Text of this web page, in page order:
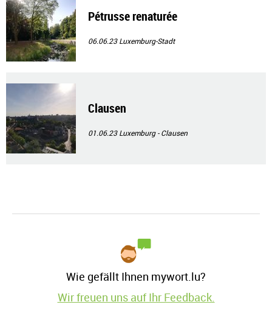
Pétrusse renaturée
06.06.23Luxemburg-Stadt
Clausen
01.06.23Luxemburg - Clausen
Wie gefällt Ihnen mywort.lu?
Wir freuen uns auf Ihr Feedback.